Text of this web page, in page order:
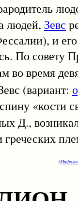
людей, Зевс
и
По совету
во время
(вариант:
спину
Д.,